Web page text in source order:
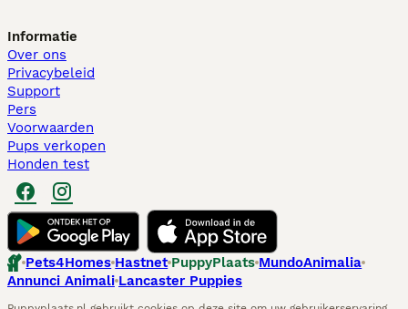
Informatie
Over ons
Privacybeleid
Support
Pers
Voorwaarden
Pups verkopen
Honden test
Pets4Homes Hastnet PuppyPlaats MundoAnimalia
Annunci Animali Lancaster Puppies